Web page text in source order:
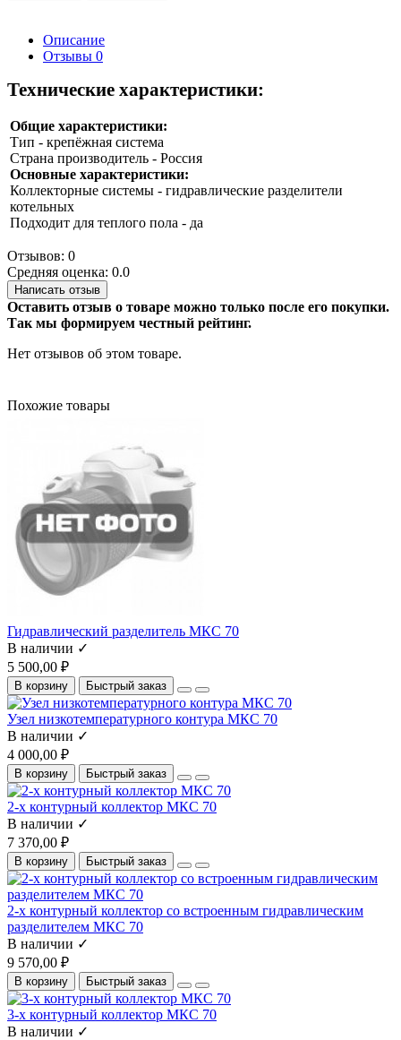
Описание
Отзывы 0
Технические характеристики:
Общие характеристики:
Тип - крепёжная система
Страна производитель - Россия
Основные характеристики:
Коллекторные системы - гидравлические разделители
котельных
Подходит для теплого пола - да
Отзывов: 0
Средняя оценка: 0.0
Написать отзыв
Оставить отзыв о товаре можно только после его покупки.
Так мы формируем честный рейтинг.
Нет отзывов об этом товаре.
Похожие товары
Гидравлический разделитель МКС 70
В наличии ✓
5 500,00 ₽
В корзину Быстрый заказ
Узел низкотемпературного контура МКС 70
В наличии ✓
4 000,00 ₽
В корзину Быстрый заказ
2-х контурный коллектор МКС 70
В наличии ✓
7 370,00 ₽
В корзину Быстрый заказ
2-х контурный коллектор со встроенным гидравлическим
разделителем МКС 70
В наличии ✓
9 570,00 ₽
В корзину Быстрый заказ
3-х контурный коллектор МКС 70
В наличии ✓